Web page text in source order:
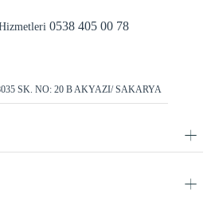
0538 405 00 78
SK. NO: 20 B AKYAZI/ SAKARYA